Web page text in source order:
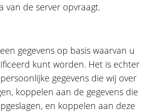
van de server opvraagt.
gegevens op basis waarvan u
kunt worden. Het is echter
gegevens die wij over
koppelen aan de gegevens die
en koppelen aan deze